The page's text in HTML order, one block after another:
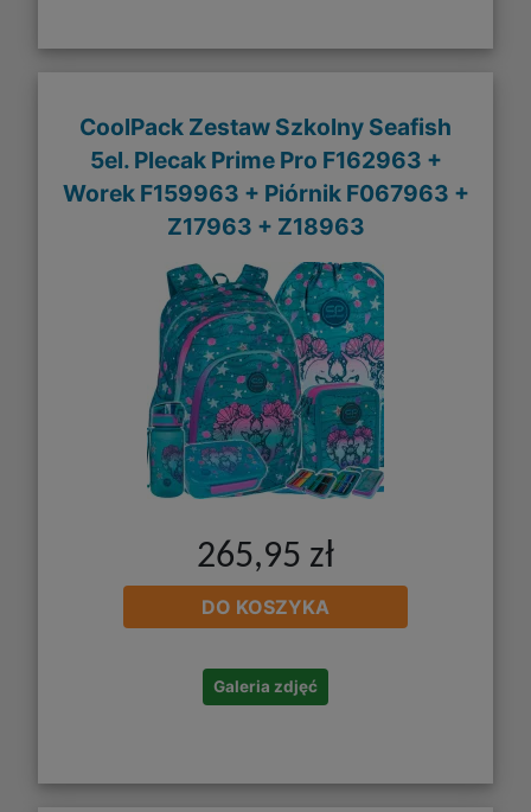
CoolPack Zestaw Szkolny Seafish
5el. Plecak Prime Pro F162963 +
Worek F159963 + Piórnik F067963 +
Z17963 + Z18963
265,95 zł
DO KOSZYKA
Galeria zdjęć